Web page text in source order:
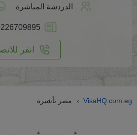
الدردشة المباشرة
انقر
VisaHQ.com.eg
› مصر تأشيرة